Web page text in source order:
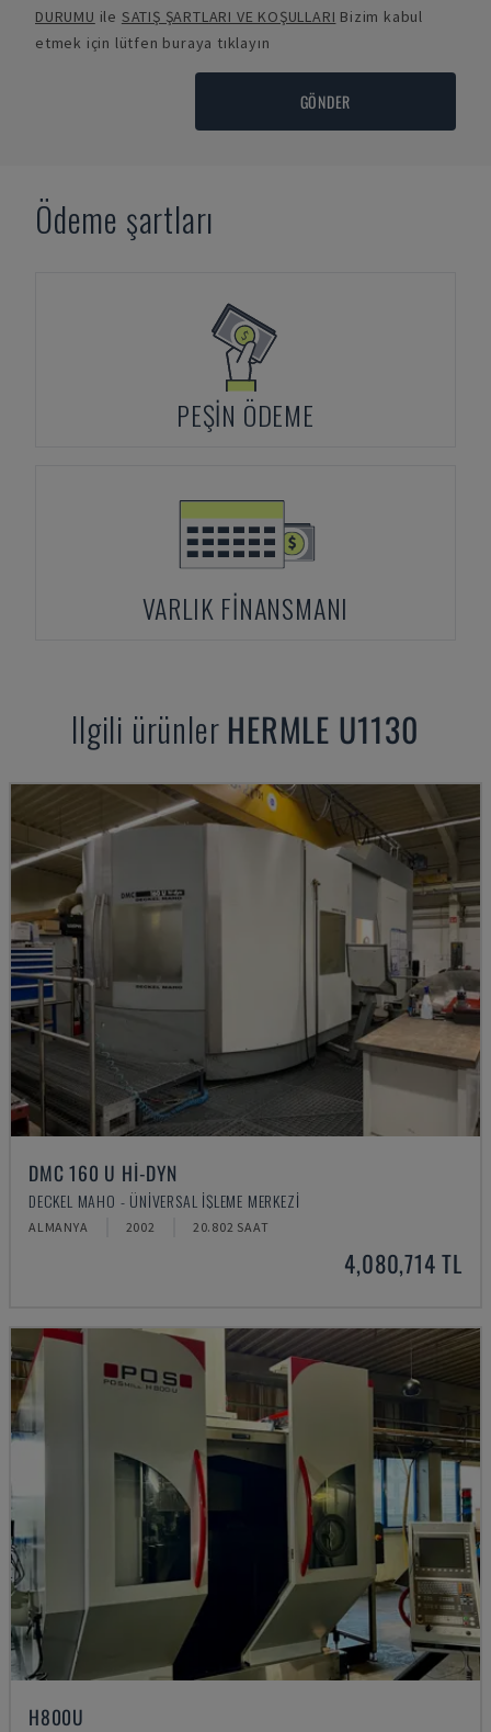
DURUMU ile SATIŞ ŞARTLARI VE KOŞULLARI Bizim kabul
etmek için lütfen buraya tıklayın
GÖNDER
Ödeme şartları
PEŞIN ÖDEME
VARLIK FINANSMANI
Ilgili ürünler HERMLE U1130
DMC 160 U HI-DYN
DECKEL MAHO - ÜNIVERSAL İŞLEME MERKEZI
ALMANYA 2002 20.802 SAAT
4,080,714 TL
H800U